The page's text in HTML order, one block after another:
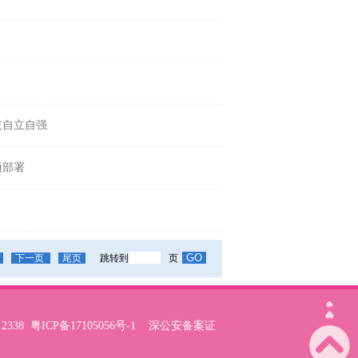
立自强
署
下一页 尾页 跳转到 页
粤ICP备17105056号-1
深公安备案证